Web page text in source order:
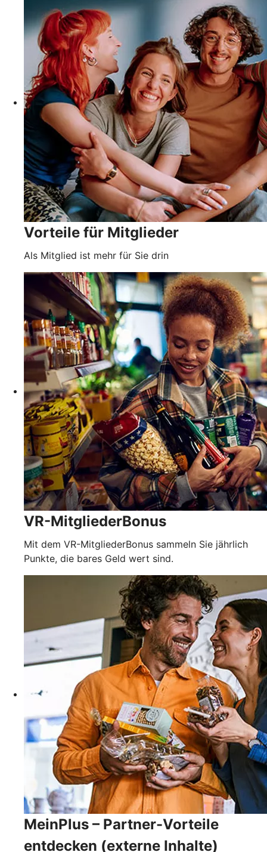
Vorteile für Mitglieder
Als Mitglied ist mehr für Sie drin
VR-MitgliederBonus
Mit dem VR-MitgliederBonus sammeln Sie jährlich
Punkte, die bares Geld wert sind.
MeinPlus – Partner-Vorteile
entdecken (externe Inhalte)